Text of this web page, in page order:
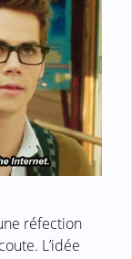
réfection
L’idée